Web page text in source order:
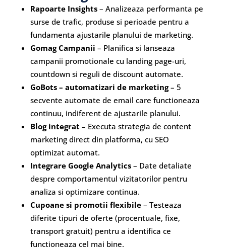
Rapoarte Insights– Analizeaza performanta pe
surse de trafic, produse si perioade pentru a
fundamenta ajustarile planului de marketing.
Gomag Campanii – Planifica si lanseaza
campanii promotionale cu landing page-uri,
countdown si reguli de discount automate.
GoBots – automatizari de marketing– 5
secvente automate de email care functioneaza
continuu, indiferent de ajustarile planului.
Blog integrat – Executa strategia de content
marketing direct din platforma, cu SEO
optimizat automat.
Integrare Google Analytics– Date detaliate
despre comportamentul vizitatorilor pentru
analiza si optimizare continua.
Cupoane si promotii flexibile– Testeaza
diferite tipuri de oferte (procentuale, fixe,
transport gratuit) pentru a identifica ce
functioneaza cel mai bine.